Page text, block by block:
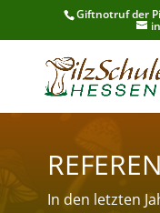
Giftnotruf der
In den letzten